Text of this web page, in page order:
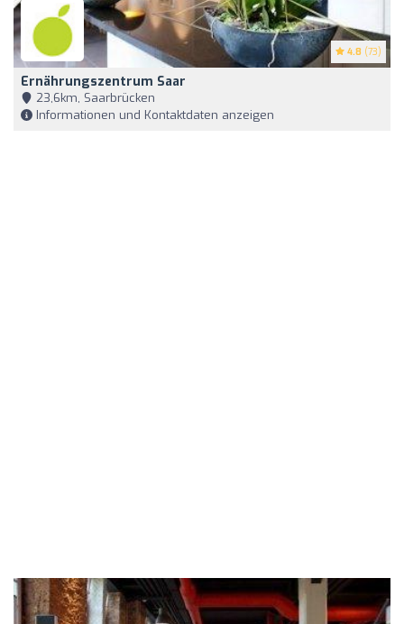
4.8 (73)
Ernährungszentrum Saar
23,6km, Saarbrücken
Informationen und Kontaktdaten anzeigen